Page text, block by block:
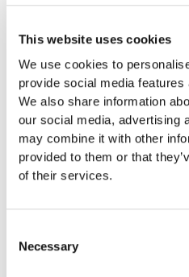
This website uses cookies
We use cookies to
provide social media
We also share information
our social media, advertising
may combine it with other
provided to them or that
of their services.
Selection
Necessary
Neugründungen in der
Leichter Rückgang